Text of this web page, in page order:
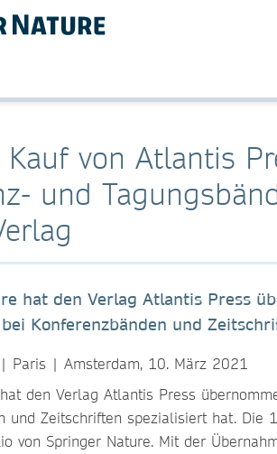
von Atlantis
und
hat den Verlag Atlantis Press
Konferenzbänden und
Paris | Amsterdam, 10. März 2021
den Verlag Atlantis Press
und Zeitschriften spezialisiert hat. Die
von Springer Nature. Mit der